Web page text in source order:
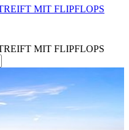
MIT FLIPFLOPS
MIT FLIPFLOPS